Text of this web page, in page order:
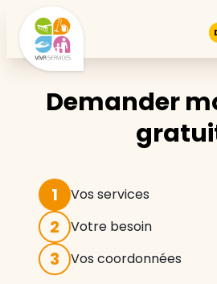
Demander
1 Vos services
2 Votre besoin
3 Vos coordonnées